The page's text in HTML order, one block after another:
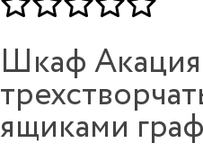
Шкаф Акация
ящиками